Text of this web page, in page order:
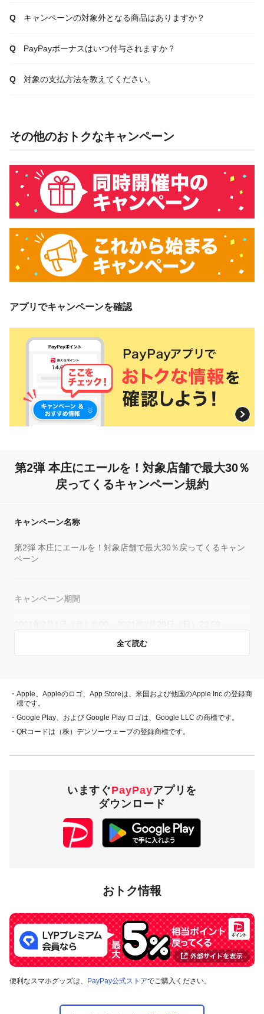
キャンペーンの対象外となる商品はありますか？
PayPayボーナスはいつ付与されますか？
対象の支払方法を教えてください。
その他のおトクなキャンペーン
アプリでキャンペーンを確認
第2弾 本庄にエールを！ 対象店舗で最大30％
戻ってくるキャンペーン規約
全て読む
キャンペーン名称
第2弾 本庄にエールを！対象店舗で最大30％戻ってくるキャン
ペーン
キャンペーン期間
キャンペーン期間中、対象店舗で、PayPay残高、ヤフーカー
ド、PayPayあと払い（一括のみ）でお支払いをしていただい
た方に対し、下表のとおり後日PayPayボーナスを付与しま
す。
付与上限
1,000円相当／回 5,000
円相当／期間
埼玉県本庄市内のPayPay加盟店のうち、
ご確認いただけます。
対象の支払方法
本キャンペーンの対象のお支払方法は、PayPay残高、ヤフー
法は対象外です。また、オンラインでのお支払いはPayPayピ
・Apple、Appleのロゴ、App Storeは、米国および他国のApple Inc.の登録商
標です。
・Google Play、および Google Play ロゴは、Google LLC の商標です。
・QRコードは（株）デンソーウェーブの登録商標です。
いますぐPayPayアプリを
ダウンロード
おトク情報
便利なスマホグッズは、 PayPay公式ストアでご購入ください。